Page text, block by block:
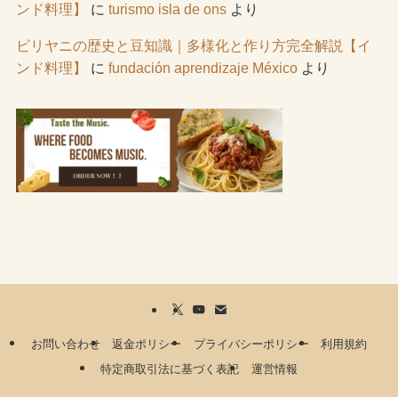
ンド料理】
に turismo isla de onsより
ビリヤニの歴史と豆知識｜多様化と作り方完全解説【イ
ンド料理】
に fundación aprendizaje Méxicoより
お問い合わせ 返金ポリシー プライバシーポリシー
利用規約
特定商取引法に基づく表記
運営情報